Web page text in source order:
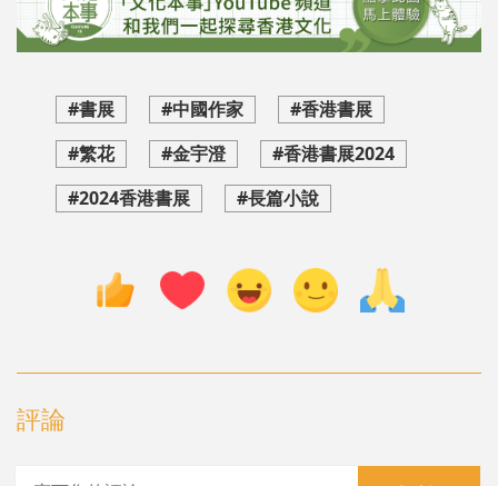
#書展 #中國作家
#香港書展
#繁花
#金宇澄
#香港書展2024
#2024香港書展
#長篇小說
評論